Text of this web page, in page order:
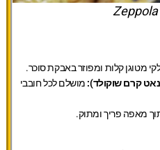
מטוגן קלות ומפוזר באבקת סוכר.
מושלם לכל חובבי
מאפה פריך ומתוק.